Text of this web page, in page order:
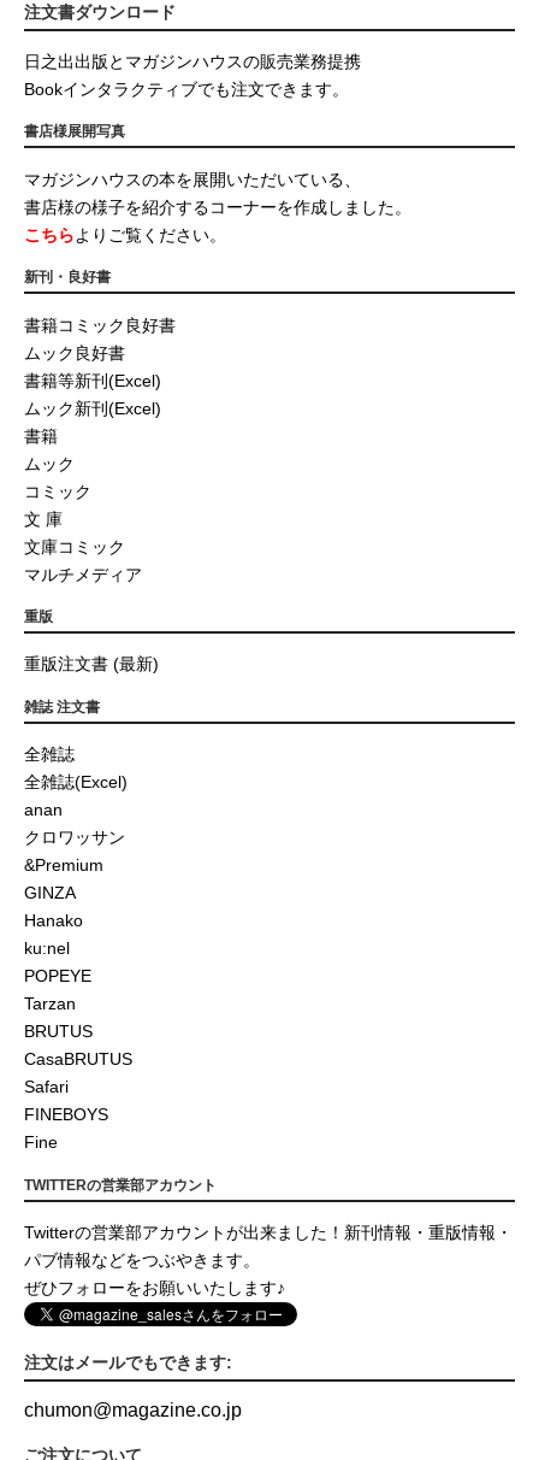
注文書ダウンロード
日之出出版とマガジンハウスの販売業務提携
Bookインタラクティブでも注文できます。
書店様展開写真
マガジンハウスの本を展開いただいている、
書店様の様子を紹介するコーナーを作成しました。
こちらよりご覧ください。
新刊・良好書
書籍コミック良好書
ムック良好書
書籍等新刊(Excel)
ムック新刊(Excel)
書籍
ムック
コミック
文 庫
文庫コミック
マルチメディア
重版
重版注文書 (最新)
雑誌 注文書
全雑誌
全雑誌(Excel)
anan
クロワッサン
&Premium
GINZA
Hanako
ku:nel
POPEYE
Tarzan
BRUTUS
CasaBRUTUS
Safari
FINEBOYS
Fine
TWITTERの営業部アカウント
Twitterの営業部アカウントが出来ました！新刊情報・重版情報・
パブ情報などをつぶやきます。
ぜひフォローをお願いいたします♪
注文はメールでもできます:
chumon@magazine.co.jp
ご注文について